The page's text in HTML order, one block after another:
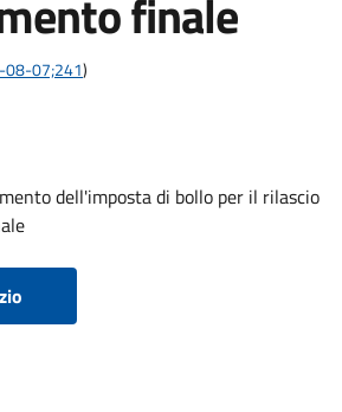
finale
08-07;241)
dell'imposta di bollo per il rilascio